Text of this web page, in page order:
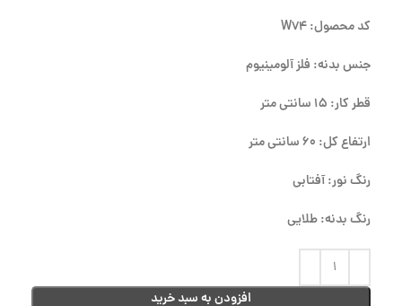
کد محصول: W74
جنس بدنه: فلز آلومینیوم
قطر کار: 15 سانتی متر
ارتفاع کل: 60 سانتی متر
رنگ نور: آفتابی
رنگ بدنه: طلایی
افزودن به سبد خرید